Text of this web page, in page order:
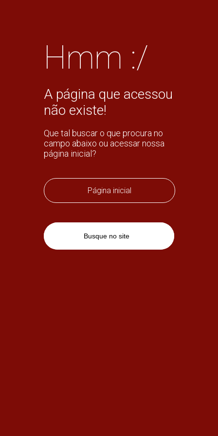
Hmm :/
A página que acessou
não existe!
Que tal buscar o que procura no
campo abaixo ou acessar nossa
página inicial?
Página inicial